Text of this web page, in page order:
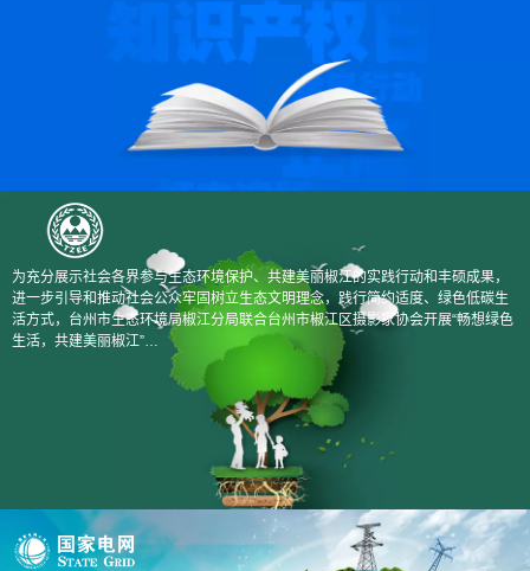
为充分展示社会各界参与生态环境保护、共建美丽椒江的实践行动和丰硕成果，
进一步引导和推动社会公众牢固树立生态文明理念，践行简约适度、绿色低碳生
活方式，台州市生态环境局椒江分局联合台州市椒江区摄影家协会开展“畅想绿色
生活，共建美丽椒江”…